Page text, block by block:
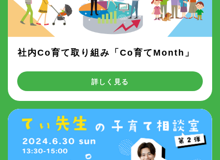
社内Co育て取り組み「Co育てMonth」
詳しく見る